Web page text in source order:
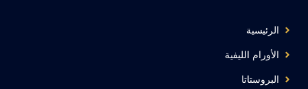
الرئيسية
الأورام الليفية
البروستاتا